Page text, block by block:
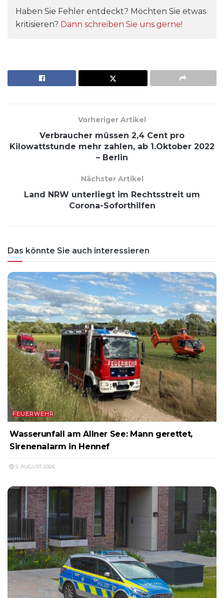
Haben Sie Fehler entdeckt? Möchten Sie etwas
kritisieren? Dann schreiben Sie uns gerne!
Vorheriger Artikel
Verbraucher müssen 2,4 Cent pro
Kilowattstunde mehr zahlen, ab 1.Oktober 2022
– Berlin
Nächster Artikel
Land NRW unterliegt im Rechtsstreit um
Corona-Soforthilfen
Das könnte Sie auch interessieren
FEUERWEHR
Wasserunfall am Allner See: Mann gerettet,
Sirenenalarm in Hennef
5. AUGUST 2026